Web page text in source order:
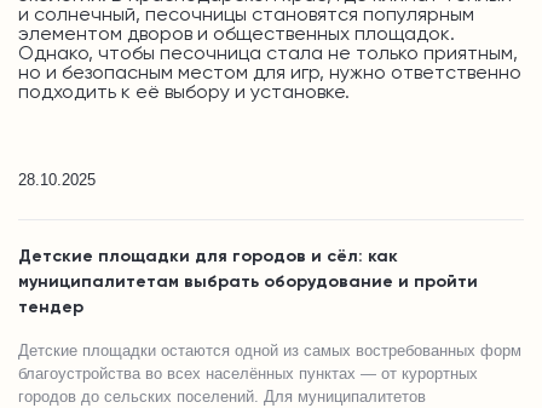
и солнечный, песочницы становятся популярным
элементом дворов и общественных площадок.
Однако, чтобы песочница стала не только приятным,
но и безопасным местом для игр, нужно ответственно
подходить к её выбору и установке.
28.10.2025
Детские площадки для городов и сёл: как
муниципалитетам выбрать оборудование и пройти
тендер
Детские площадки остаются одной из самых востребованных форм
благоустройства во всех населённых пунктах — от курортных
городов до сельских поселений. Для муниципалитетов